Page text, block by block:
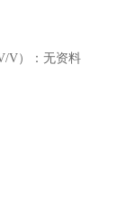
）：无资料